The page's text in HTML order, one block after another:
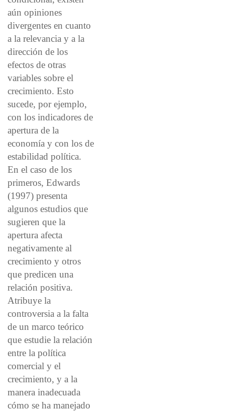
aún opiniones
divergentes en cuanto
a la relevancia y a la
dirección de los
efectos de otras
variables sobre el
crecimiento. Esto
sucede, por ejemplo,
con los indicadores de
apertura de la
economía y con los de
estabilidad política.
En el caso de los
primeros, Edwards
(1997) presenta
algunos estudios que
sugieren que la
apertura afecta
negativamente al
crecimiento y otros
que predicen una
relación positiva.
Atribuye la
controversia a la falta
de un marco teórico
que estudie la relación
entre la política
comercial y el
crecimiento, y a la
manera inadecuada
cómo se ha manejado